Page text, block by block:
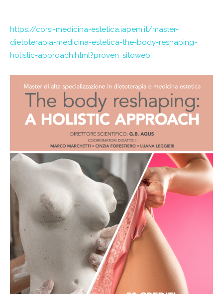
https://corsi-medicina-estetica.iapem.it/master-
dietoterapia-medicina-estetica-the-body-reshaping-
holistic-approach.html?proven=sitoweb